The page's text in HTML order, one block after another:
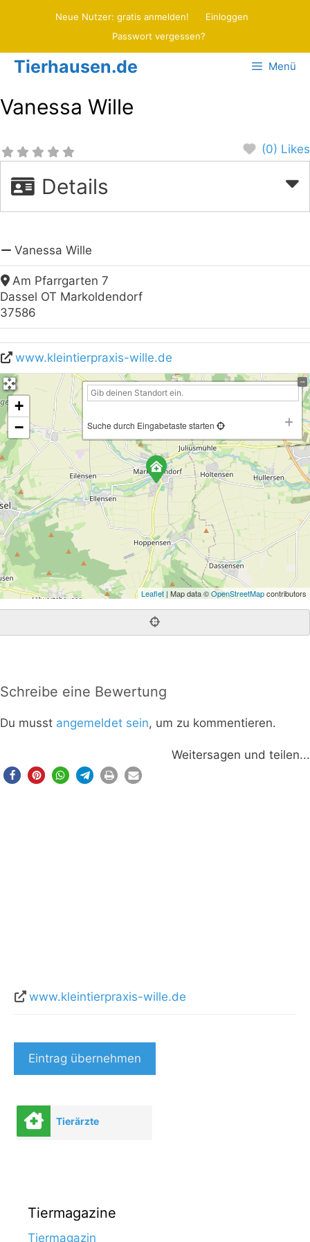
Neue Nutzer: gratis anmelden!
Einloggen
Passwort vergessen?
Tierhausen.de Menü
Vanessa Wille
(0) Likes
Details
Vanessa Wille
Am Pfarrgarten 7
Dassel OT Markoldendorf
37586
www.kleintierpraxis-wille.de
+
−
Suche durch Eingabetaste starten
Leaflet | Map data ©OpenStreetMapcontributors
Schreibe eine Bewertung
Du musst angemeldet sein, um zu kommentieren.
Weitersagen und teilen...
www.kleintierpraxis-wille.de
Eintrag übernehmen
Tierärzte
Tiermagazine
Tiermagazin